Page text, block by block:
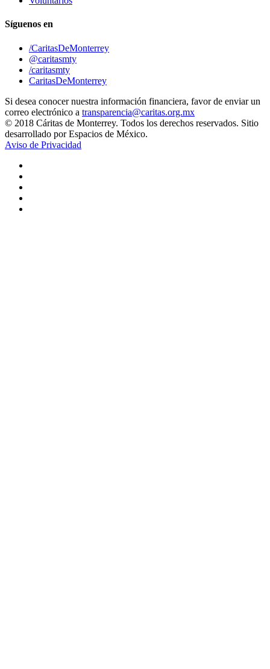
Síguenos en
/CaritasDeMonterrey
@caritasmty
/caritasmty
CaritasDeMonterrey
Si desea conocer nuestra información financiera, favor de enviar un
correo electrónico a transparencia@caritas.org.mx
© 2018 Cáritas de Monterrey. Todos los derechos reservados. Sitio
desarrollado por Espacios de México.
Aviso de Privacidad